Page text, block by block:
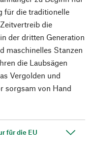
für die traditionelle
die
der dritten Generation
maschinelles Stanzen
die Laubsägen
Vergolden und
sorgsam von Hand
für die EU